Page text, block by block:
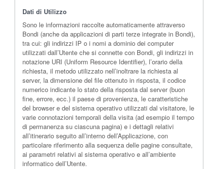
Dati di Utilizzo
Sono le informazioni raccolte automaticamente attraverso
Bondi (anche da applicazioni di parti terze integrate in Bondi),
tra cui: gli indirizzi IP o i nomi a dominio dei computer
utilizzati dall’Utente che si connette con Bondi, gli indirizzi in
notazione URI (Uniform Resource Identifier), l’orario della
richiesta, il metodo utilizzato nell’inoltrare la richiesta al
server, la dimensione del file ottenuto in risposta, il codice
numerico indicante lo stato della risposta dal server (buon
fine, errore, ecc.) il paese di provenienza, le caratteristiche
del browser e del sistema operativo utilizzati dal visitatore, le
varie connotazioni temporali della visita (ad esempio il tempo
di permanenza su ciascuna pagina) e i dettagli relativi
all’itinerario seguito all’interno dell’Applicazione, con
particolare riferimento alla sequenza delle pagine consultate,
ai parametri relativi al sistema operativo e all’ambiente
informatico dell’Utente.